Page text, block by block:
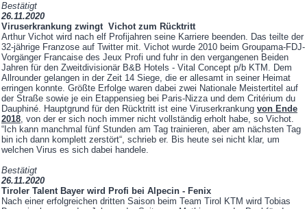
Bestätigt
26.11.2020
Viruserkrankung zwingt Vichot zum Rücktritt
Arthur Vichot wird nach elf Profijahren seine Karriere beenden. Das teilte der
32-jährige Franzose auf Twitter mit. Vichot wurde 2010 beim Groupama-FDJ-
Vorgänger Francaise des Jeux Profi und fuhr in den vergangenen Beiden
Jahren für den Zweitdivisionär B&B Hotels - Vital Concept p/b KTM. Dem
Allrounder gelangen in der Zeit 14 Siege, die er allesamt in seiner Heimat
erringen konnte. Größte Erfolge waren dabei zwei Nationale Meistertitel auf
der Straße sowie je ein Etappensieg bei Paris-Nizza und dem Critérium du
Dauphiné. Hauptgrund für den Rücktritt ist eine Viruserkrankung von Ende
2018, von der er sich noch immer nicht vollständig erholt habe, so Vichot.
“Ich kann manchmal fünf Stunden am Tag trainieren, aber am nächsten Tag
bin ich dann komplett zerstört“, schrieb er. Bis heute sei nicht klar, um
welchen Virus es sich dabei handele.
Bestätigt
26.11.2020
Tiroler Talent Bayer wird Profi bei Alpecin - Fenix
Nach einer erfolgreichen dritten Saison beim Team Tirol KTM wird Tobias